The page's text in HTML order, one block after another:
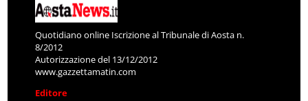
Quotidiano online Iscrizione al Tribunale di Aosta n.
8/2012
Autorizzazione del 13/12/2012
www.gazzettamatin.com
Editore